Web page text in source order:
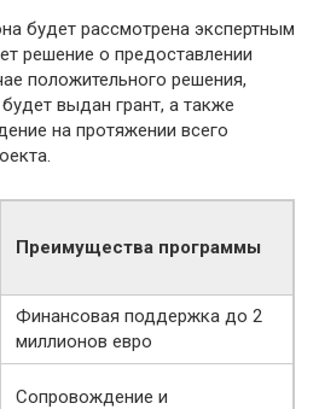
будет рассмотрена экспертным
решение о предоставлении
положительного решения,
выдан грант, а также
на протяжении всего
Преимущества программы
Финансовая поддержка до 2
миллионов евро
Сопровождение и